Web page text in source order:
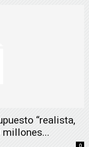
“realista,
millones...